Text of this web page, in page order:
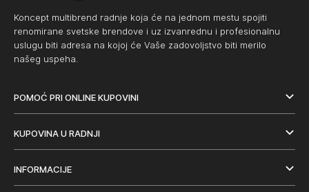
Koncept multibrend radnje koja će na jednom mestu spojiti
renomirane svetske brendove i uz izvanrednu i profesionalnu
uslugu biti adresa na kojoj će Vaše zadovoljstvo biti merilo
našeg uspeha.
POMOĆ PRI ONLINE KUPOVINI
KUPOVINA U RADNJI
INFORMACIJE